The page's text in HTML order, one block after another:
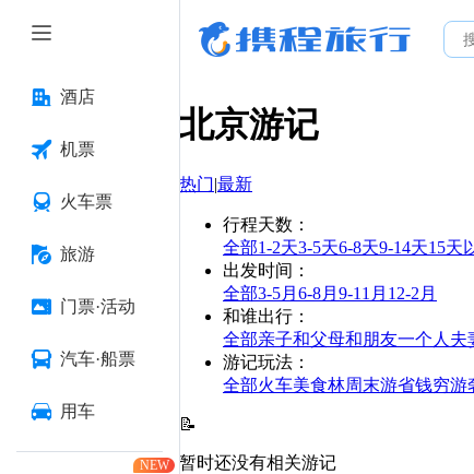
酒店
机票
火车票
旅游
门票·活动
汽车·船票
用车
NEW
北京游记
热门|最新
行程天数 ：
全部1-2天3-5天6-8天9-14天15天
出发时间 ：
全部3-5月 6-8月 9-11月 12-2月
和谁出行 ：
全部亲子和父母和朋友一个人 夫
游记玩法 ：
全部火车美食林周末游省钱穷游
📝
暂时还没有相关游记